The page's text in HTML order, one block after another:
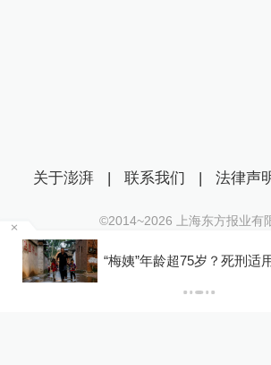
“梅姨”年龄超75岁？死刑适
关于澎湃 | 联系我们 | 法律声
©2014~2026 上海东方报业有
沪ICP证：沪B2-20170116 | 沪ICP备
互联网新闻信息服务许可证：
沪公网安备